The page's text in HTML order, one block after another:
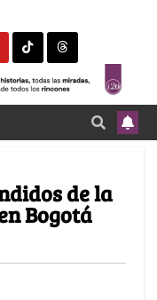
de la
Bogotá